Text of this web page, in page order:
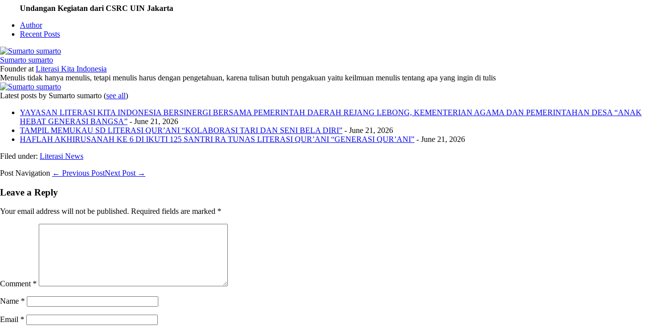
Undangan Kegiatan dari CSRC UIN Jakarta
Author
Recent Posts
Sumarto sumarto
Founderat Literasi Kita Indonesia
Menulis tidak hanya menulis, tetapi menulis harus dengan pengetahuan, karena tulisan butuh pengakuan yaitu keilmuan menulis tentang apa yang ingin di tulis
Latest posts by Sumarto sumarto (see all)
YAYASAN LITERASI KITA INDONESIA BERSINERGI BERSAMA PEMERINTAH DAERAH REJANG LEBONG, KEMENTERIAN AGAMA DAN PEMERINTAHAN DESA “ANAK
HEBAT GENERASI BANGSA” - June 21, 2026
TAMPIL MEMUKAU SD LITERASI QUR’ANI “KOLABORASI TARI DAN SENI BELA DIRI” - June 21, 2026
HAFLAH AKHIRUSANAH KE 6 DI IKUTI 125 SANTRI RA TUNAS LITERASI QUR’ANI “GENERASI QUR’ANI” - June 21, 2026
Filed under: Literasi News
Post Navigation ← Previous PostNext Post →
Leave a Reply
Your email address will not be published. Required fields are marked *
Comment *
Name *
Email *